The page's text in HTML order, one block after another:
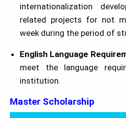
internationalization
related projects for not
week during the period of
English Language
meet the language
institution.
Master Scholarship